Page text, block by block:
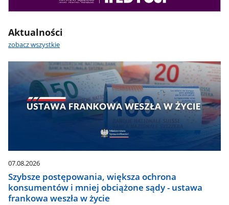
Aktualności
zobacz wszystkie
07.08.2026
Szybsze postępowania, większa ochrona
konsumentów i mniej obciążone sądy - ustawa
frankowa weszła w życie